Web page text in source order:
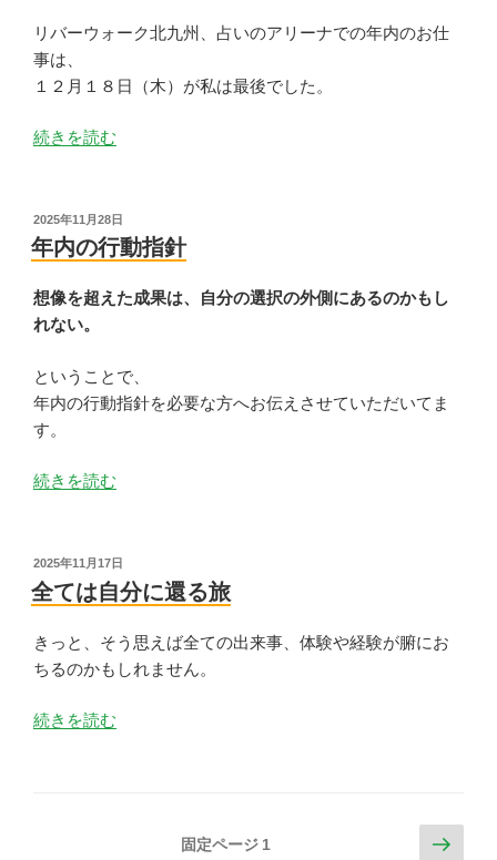
へ”
の
リバーウォーク北九州、占いのアリーナでの年内のお仕
事は、
１２月１８日（木）が私は最後でした。
“成
支
え
下
さ
た
皆
さ
へ”
続きを読む
投
稿
日:
2025年11月28日
年内の行動指針
想像を超えた成果は、自分の選択の外側にあるのかもし
れない。
ということで、
年内の行動指針を必要な方へお伝えさせていただいてま
す。
“年
行
動
指
針”
の
続きを読む
投
稿
日:
2025年11月17日
全ては自分に還る旅
きっと、そう思えば全ての出来事、体験や経験が腑にお
ちるのかもしれません。
“全
続きを読む
固定ページ 1
次